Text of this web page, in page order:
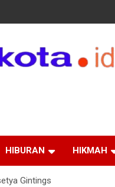
HIBURAN HIKMAH
Gintings